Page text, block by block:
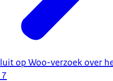
op Woo-verzoek over